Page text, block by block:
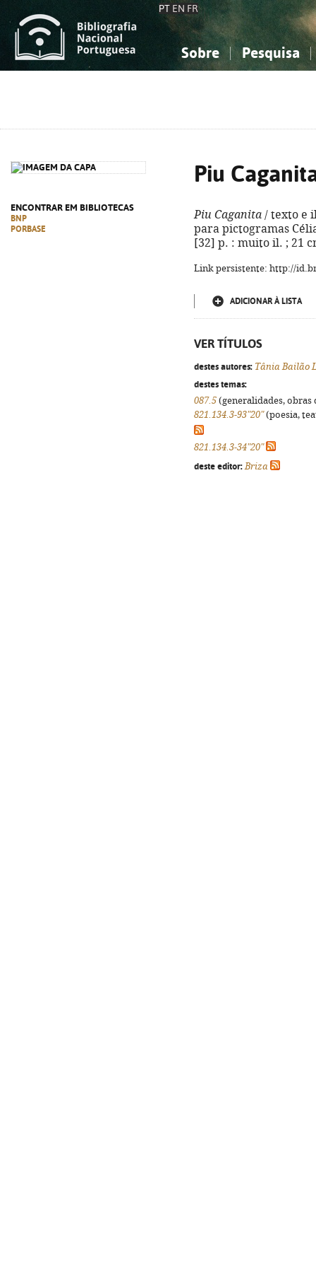
PT EN FR
Sobre Pesquisa
ENCONTRAR EM BIBLIOTECAS
BNP
PORBASE
Piu
Piu Caganita / texto e
para pictogramas
[32] p. : muito il. ; 21
Link persistente: http://
ADICIONAR À LISTA
VER TÍTULOS
destes autores: Tânia Bailão
destes temas:
087.5 (generalidades,
821.134.3-93"20"(poesia,
821.134.3-34"20"
deste editor: Briza